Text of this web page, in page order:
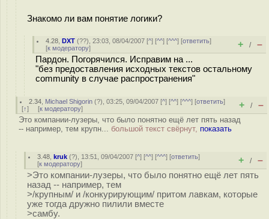
Знакомо ли вам понятие логики?
4.28 ,DXT (??), 23:03, 08/04/2007 [^] [^^] [^^^] [ответить]
[к модератору] + / –
Пардон. Погорячился. Исправим на ...
"без предоставления исходных текстов остальному
community в случае распространения"
2.34 Michael Shigorin (?), 03:25, 09/04/2007 [^] [^^] [^^^] [ответить]
[↑] [к модератору] + / –
Это компании-лузеры, что было понятно ещё лет пять назад
-- например, тем крупн... большой текст свёрнут, показать
3.48 ,kruk (?), 13:51, 09/04/2007 [^] [^^] [^^^] [ответить]
[к модератору] + / –
>Это компании-лузеры, что было понятно ещё лет пять
назад -- например, тем
>/крупным/ и /конкурирующим/ притом лавкам, которые
уже тогда дружно пилили вместе
>самбу.